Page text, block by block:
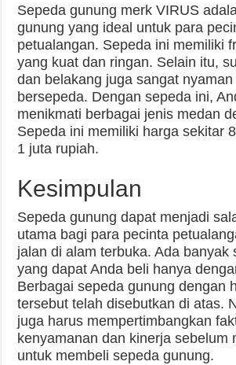
Sepeda gunung merk VIRUS
gunung yang ideal untuk para
petualangan. Sepeda ini memiliki
yang kuat dan ringan. Selain itu,
dan belakang juga sangat
bersepeda. Dengan sepeda ini,
menikmati berbagai jenis medan
Sepeda ini memiliki harga sekitar
1 juta rupiah.
Kesimpulan
Sepeda gunung dapat menjadi
utama bagi para pecinta
jalan di alam terbuka. Ada banyak
yang dapat Anda beli hanya
Berbagai sepeda gunung dengan
tersebut telah disebutkan di atas.
juga harus mempertimbangkan
kenyamanan dan kinerja sebelum
untuk membeli sepeda gunung.